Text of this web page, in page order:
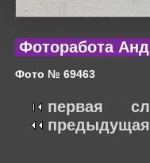
Фоторабота
Фото № 69463
первая
предыдущая